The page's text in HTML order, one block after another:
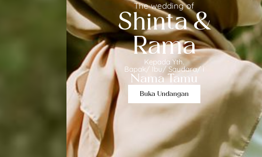
The wedding of
Shinta &
Rama
Kepada Yth.
Bapak/ Ibu/ Saudara/ i
Nama Tamu
Buka Undangan